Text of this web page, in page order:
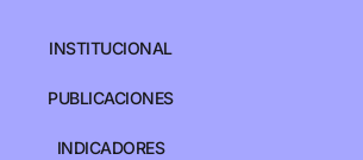
INSTITUCIONAL
PUBLICACIONES
INDICADORES